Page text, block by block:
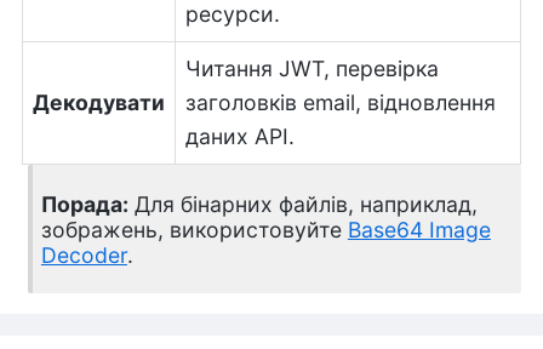
ресурси.
Декодувати
Читання JWT, перевірка
заголовків email, відновлення
даних API.
Порада: Для бінарних файлів, наприклад,
зображень, використовуйте Base64 Image
Decoder.